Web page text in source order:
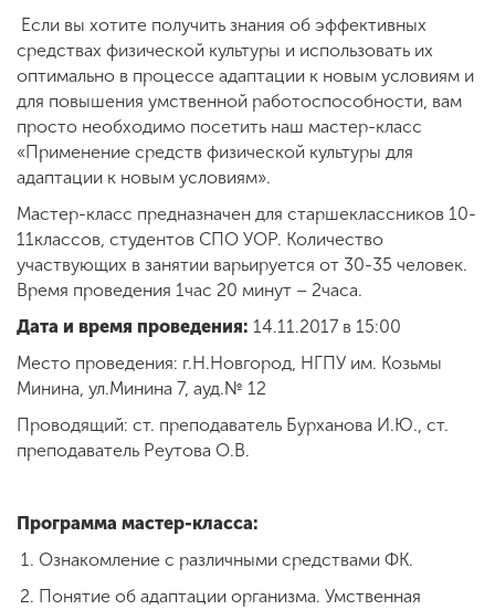
Студенческая жизнь
Сведения об
образовательной
организации
ENG SPN CHI
Приемная
комиссия
+7 (831) 262-26-20
Если вы хотите получить знания об эффективных
средствах физической культуры и использовать их
оптимально в процессе адаптации к новым условиям и
для повышения умственной работоспособности, вам
просто необходимо посетить наш мастер-класс
«Применение средств физической культуры для
адаптации к новым условиям».
Мастер-класс предназначен для старшеклассников 10-
11классов, студентов СПО УОР. Количество
участвующих в занятии варьируется от 30-35 человек.
Время проведения 1час 20 минут – 2часа.
Дата и время проведения: 14.11.2017 в 15:00
Место проведения: г.Н.Новгород, НГПУ им. Козьмы
Минина, ул.Минина 7, ауд.№ 12
Проводящий: ст. преподаватель Бурханова И.Ю., ст.
преподаватель Реутова О.В.
Программа мастер-класса:
Ознакомление с различными средствами ФК.
Понятие об адаптации организма. Умственная